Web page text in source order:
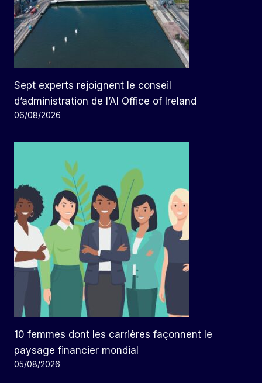
Sept experts rejoignent le conseil
d’administration de l’AI Office of Ireland
06/08/2026
10 femmes dont les carrières façonnent le
paysage financier mondial
05/08/2026